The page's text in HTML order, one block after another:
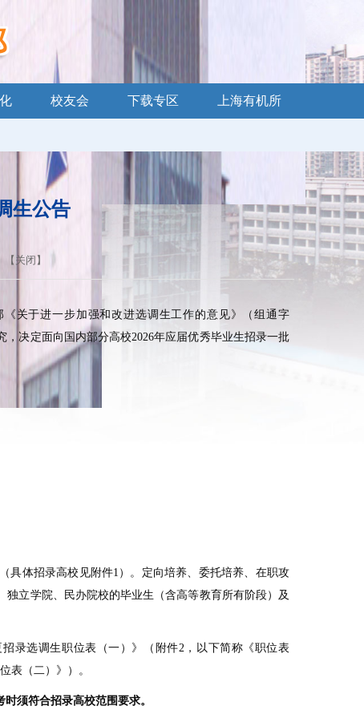
校友会 下载专区 上海有机所
生公告
【 关闭 】
关于进一步加强和改进选调生工作的意见》（组通字
，决定面向国内部分高校2026年应届优秀毕业生招录一批
具体招录高校见附件1）。定向培养、委托培养、在职攻
立学院、民办院校的毕业生（含高等教育所有阶段）及
录选调生职位表（一）》（附件2，以下简称《职位表
表（二）》）。
须符合招录高校范围要求。